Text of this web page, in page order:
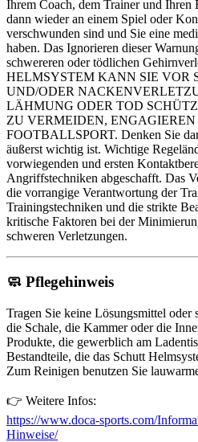
Ihrem Coach, dem Trainer und Ihren
dann wieder an einem Spiel oder
verschwunden sind und Sie eine
haben. Das Ignorieren dieser
schwereren oder tödlichen
HELMSYSTEM KANN SIE VOR
UND/ODER
LÄHMUNG ODER TOD
ZU VERMEIDEN,
FOOTBALLSPORT. Denken Sie
äußerst wichtig ist. Wichtige
vorwiegenden und ersten
Angriffstechniken abgeschafft. Das
die vorrangige Verantwortung der
Trainingstechniken und die strikte
kritische Faktoren bei der
schweren Verletzungen.
🧼 Pflegehinweis
Tragen Sie keine Lösungsmittel oder
die Schale, die Kammer oder die
Produkte, die gewerblich am
Bestandteile, die das Schutt
Zum Reinigen benutzen Sie
👉 Weitere Infos:
https://www.doca-sports.com/
Hinweise/